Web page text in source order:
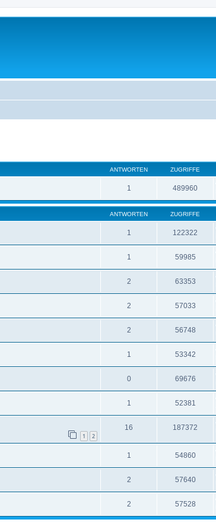
ANTWORTEN ZUGRIFFE
1 489960
ANTWORTEN ZUGRIFFE
1 122322
1 59985
2 63353
2 57033
2 56748
1 53342
0 69676
1 52381
1 2
16 187372
1 54860
2 57640
2 57528